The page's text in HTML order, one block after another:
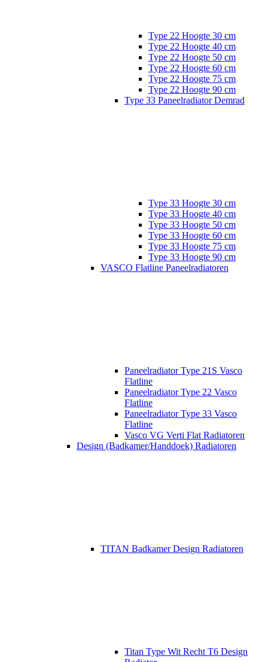
Type 22 Hoogte 30 cm
Type 22 Hoogte 40 cm
Type 22 Hoogte 50 cm
Type 22 Hoogte 60 cm
Type 22 Hoogte 75 cm
Type 22 Hoogte 90 cm
Type 33 Paneelradiator Demrad
Type 33 Hoogte 30 cm
Type 33 Hoogte 40 cm
Type 33 Hoogte 50 cm
Type 33 Hoogte 60 cm
Type 33 Hoogte 75 cm
Type 33 Hoogte 90 cm
VASCO Flatline Paneelradiatoren
Paneelradiator Type 21S Vasco
Flatline
Paneelradiator Type 22 Vasco
Flatline
Paneelradiator Type 33 Vasco
Flatline
Vasco VG Verti Flat Radiatoren
Design (Badkamer/Handdoek) Radiatoren
TITAN Badkamer Design Radiatoren
Titan Type Wit Recht T6 Design